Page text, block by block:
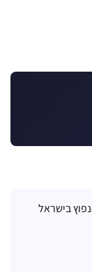
גס. השימוש הנפוץ בישראל